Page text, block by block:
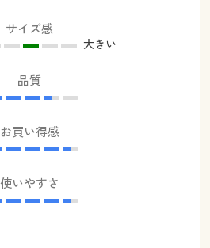
サイズ感
大きい
品質
お買い得感
使いやすさ